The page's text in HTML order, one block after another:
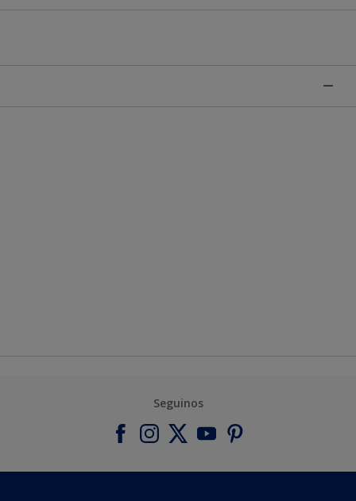
Seguinos